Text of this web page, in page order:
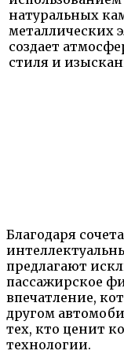
натуральных
металлических
создает
стиля и
Благодаря
предлагают
пассажирское
впечатление,
другом
тех, кто ценит
технологии.